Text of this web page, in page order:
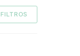
FILTROS